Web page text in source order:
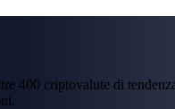
400 criptovalute di